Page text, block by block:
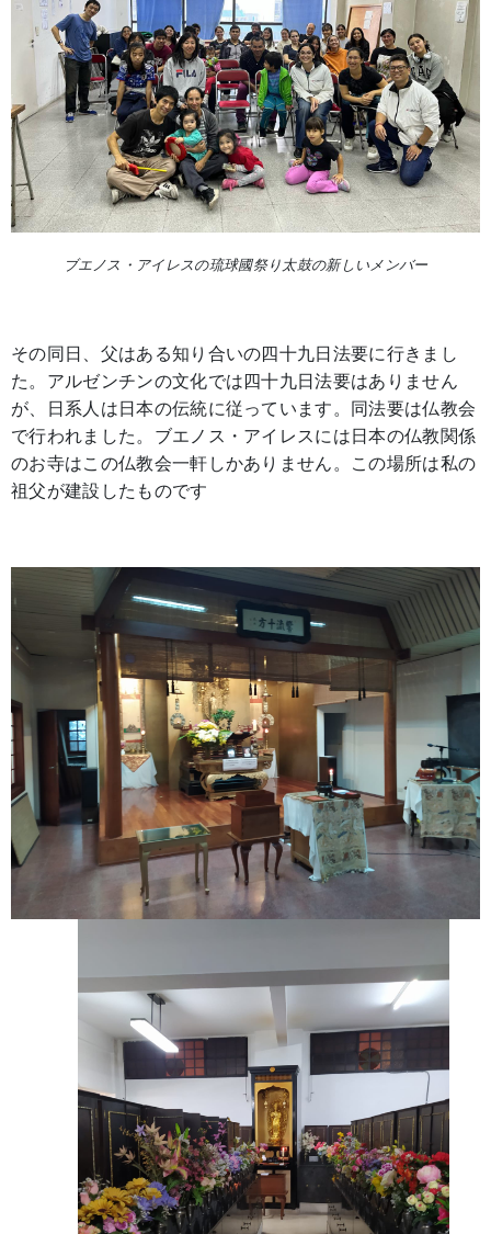
ブエノス・アイレスの琉球國祭り太鼓の新しいメンバー
その同日、父はある知り合いの四十九日法要に行きまし
た。アルゼンチンの文化では四十九日法要はありません
が、日系人は日本の伝統に従っています。同法要は仏教会
で行われました。ブエノス・アイレスには日本の仏教関係
のお寺はこの仏教会一軒しかありません。この場所は私の
祖父が建設したものです